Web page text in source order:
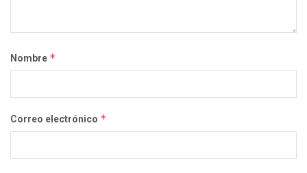
Nombre *
Correo electrónico *